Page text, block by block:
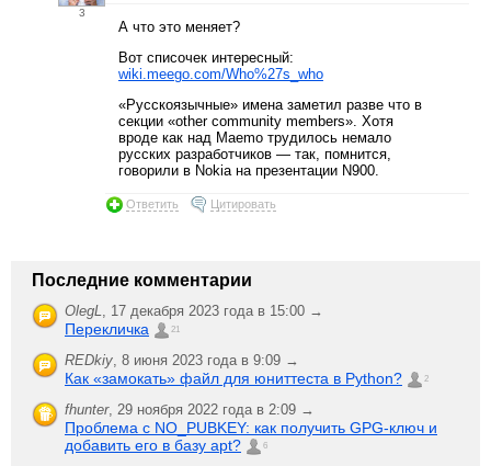
3
А что это меняет?
Вот списочек интересный:
wiki.meego.com/Who%27s_who
«Русскоязычные» имена заметил разве что в
секции «other community members». Хотя
вроде как над Maemo трудилось немало
русских разработчиков — так, помнится,
говорили в Nokia на презентации N900.
Ответить Цитировать
Последние комментарии
OlegL 17 декабря 2023 года в 15:00 →
Перекличка 21
REDkiy 8 июня 2023 года в 9:09 →
Как «замокать» файл для юниттеста в Python? 2
fhunter, 29 ноября 2022 года в 2:09 →
Проблема с NO_PUBKEY: как получить GPG-ключ и
добавить его в базу apt?
6